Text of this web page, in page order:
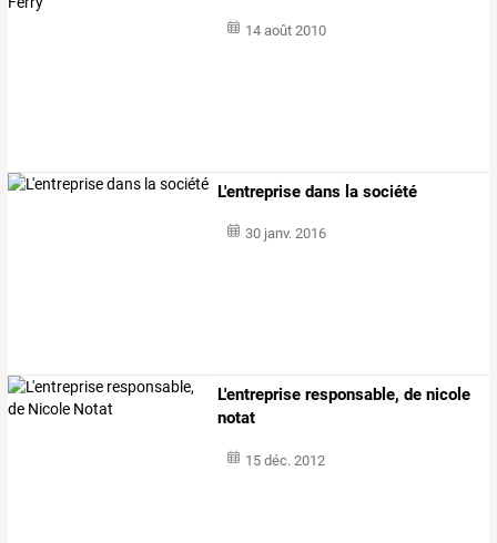
14 août 2010
L'entreprise dans la société
30 janv. 2016
L'entreprise responsable, de nicole
notat
15 déc. 2012